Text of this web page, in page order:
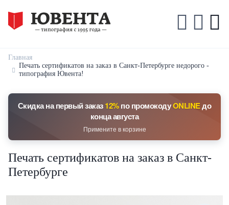
Главная
Печать сертификатов на заказ в Санкт-Петербурге недорого -
типография Ювента!
Скидка на первый заказ12%по промокодуONLINEдо
конца августа
Примените в корзине
Печать сертификатов на заказ в Санкт-
Петербурге